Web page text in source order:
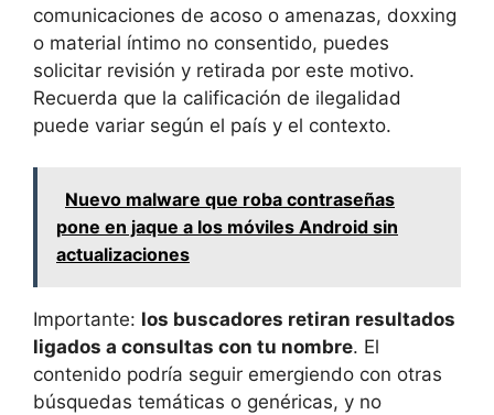
comunicaciones de acoso o amenazas, doxxing
o material íntimo no consentido, puedes
solicitar revisión y retirada por este motivo.
Recuerda que la calificación de ilegalidad
puede variar según el país y el contexto.
Nuevo malware que roba contraseñas
pone en jaque a los móviles Android sin
actualizaciones
Importante: los buscadores retiran resultados
ligados a consultas con tu nombre. El
contenido podría seguir emergiendo con otras
búsquedas temáticas o genéricas, y no